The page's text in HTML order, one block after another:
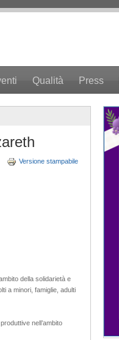
Qualità Press
Versione stampabile
della solidarietà e
a minori, famiglie, adulti
nell’ambito